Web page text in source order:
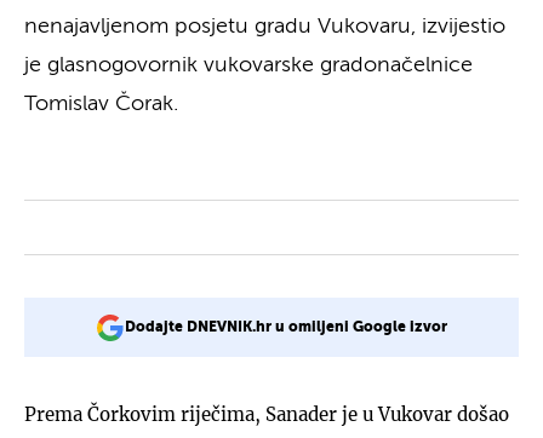
nenajavljenom posjetu gradu Vukovaru, izvijestio
je glasnogovornik vukovarske gradonačelnice
Tomislav Čorak.
Dodajte DNEVNIK.hr u omiljeni Google izvor
Prema Čorkovim riječima, Sanader je u Vukovar došao